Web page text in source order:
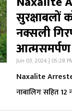
सुरक्षाबलों
नक्सली
आत्मसमर्पण
Jun 03, 2024 | 05:28
Naxalite
नाबालिग सहित